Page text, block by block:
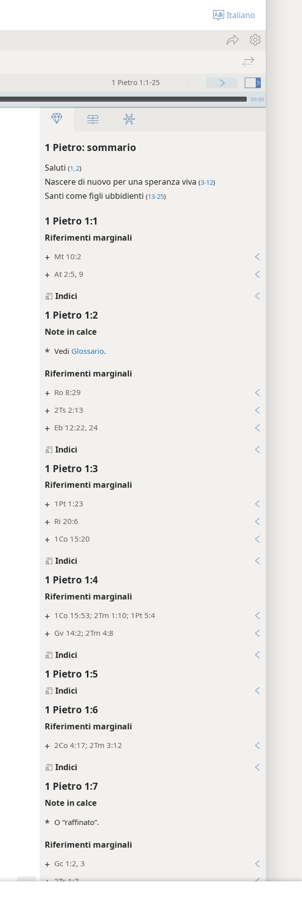
Italiano
1 Pietro 1:1-25
00:00
1 Pietro: sommario
Saluti (1, 2)
Nascere di nuovo per una speranza viva (3-12)
Santi come figli ubbidienti (13-25)
1 Pietro 1:1
Riferimenti marginali
+ Mt 10:2
+ At 2:5, 9
Indici
1 Pietro 1:2
Note in calce
* Vedi Glossario.
Riferimenti marginali
+ Ro 8:29
+ 2Ts 2:13
+ Eb 12:22, 24
Indici
1 Pietro 1:3
Riferimenti marginali
+ 1Pt 1:23
+ Ri 20:6
+ 1Co 15:20
Indici
1 Pietro 1:4
Riferimenti marginali
+ 1Co 15:53; 2Tm 1:10; 1Pt 5:4
+ Gv 14:2; 2Tm 4:8
Indici
1 Pietro 1:5
Indici
1 Pietro 1:6
Riferimenti marginali
+ 2Co 4:17; 2Tm 3:12
Indici
1 Pietro 1:7
Note in calce
* O “raffinato”.
Riferimenti marginali
+ Gc 1:2, 3
+ 2Ts 1:7